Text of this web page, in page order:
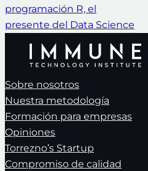
programación R, el
presente del Data Science
Sobre nosotros
Nuestra metodología
Formación para empresas
Opiniones
Torrezno’s Startup
Compromiso de calidad